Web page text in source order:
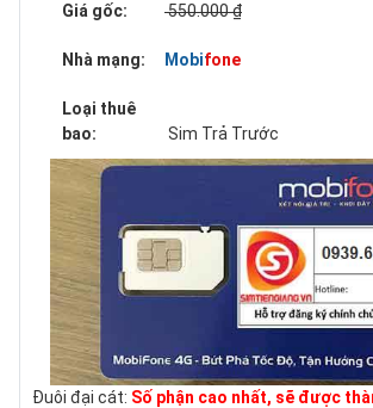
Giá gốc: 550.000 ₫
Nhà mạng: Mobifone
Loại thuê
bao:
Sim Trả Trước
Đuôi đại cát: Số phận cao nhất, sẽ được